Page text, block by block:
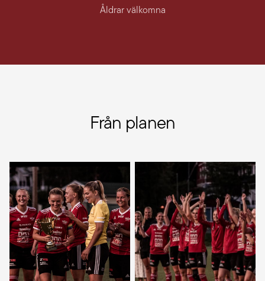
Åldrar välkomna
Från planen